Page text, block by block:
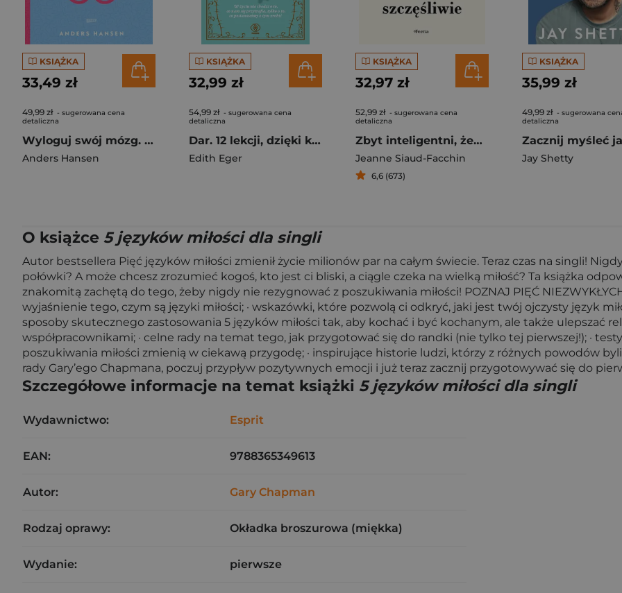
KSIĄŻKA
33,49 zł
49,99 zł - sugerowana cena
detaliczna
Wyloguj swój mózg. Jak zadbać o swój mózg w dobie nowych technologii (2026)
Anders Hansen
KSIĄŻKA
32,99 zł
54,99 zł - sugerowana cena
detaliczna
Dar. 12 lekcji, dzięki którym odmienisz swoje życie
Edith Eger
KSIĄŻKA
32,97 zł
52,99 zł - sugerowana cena
detaliczna
Zbyt inteligentni, żeby żyć szczęśliwie
Jeanne Siaud-Facchin
6,6 (673)
KSIĄŻKA
35,99 zł
49,99 zł - sugerowana
detaliczna
Jay Shetty
O książce 5 języków miłości dla singli
Autor bestsellera Pięć języków miłości zmienił życie milionów par na całym świecie. Teraz czas na singli!
połówki? A może chcesz zrozumieć kogoś, kto jest ci bliski, a ciągle czeka na wielką miłość? Ta książka
znakomitą zachętą do tego, żeby nigdy nie rezygnować z poszukiwania miłości! POZNAJ PIĘĆ
wyjaśnienie tego, czym są języki miłości; · wskazówki, które pozwolą ci odkryć, jaki jest twój ojczysty język
sposoby skutecznego zastosowania 5 języków miłości tak, aby kochać i być kochanym, ale także ulepszać
współpracownikami; · celne rady na temat tego, jak przygotować się do randki (nie tylko tej pierwszej!); ·
poszukiwania miłości zmienią w ciekawą przygodę; · inspirujące historie ludzi, którzy z różnych powodów
rady Gary’ego Chapmana, poczuj przypływ pozytywnych emocji i już teraz zacznij przygotowywać się do
Szczegółowe informacje na temat książki 5 języków miłości dla singli
Wydawnictwo: Esprit
EAN: 9788365349613
Autor: Gary Chapman
Rodzaj oprawy: Okładka broszurowa (miękka)
Wydanie: pierwsze